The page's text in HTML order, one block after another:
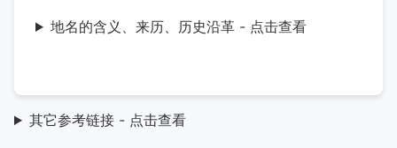
地名的含义、来历、历史沿革 - 点击查看
其它参考链接 - 点击查看